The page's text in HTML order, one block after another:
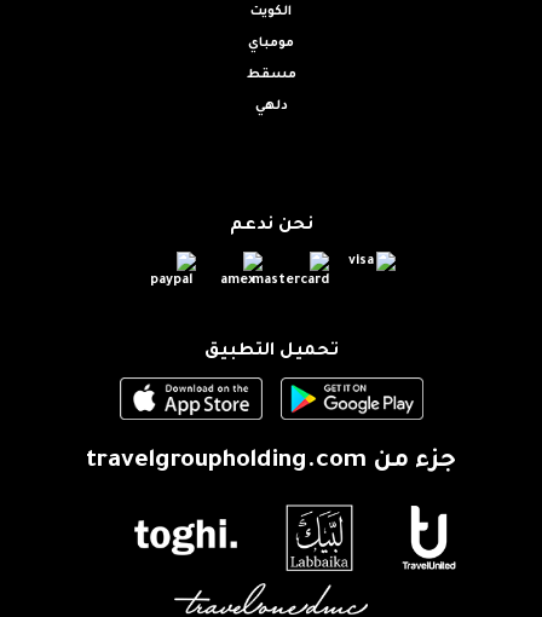
الكويت
مومباي
مسقط
دلهي
نحن ندعم
تحميل التطبيق
جزء من travelgroupholding.com